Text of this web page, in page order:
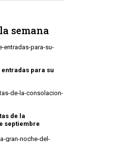
semana
para su
de la
septiembre